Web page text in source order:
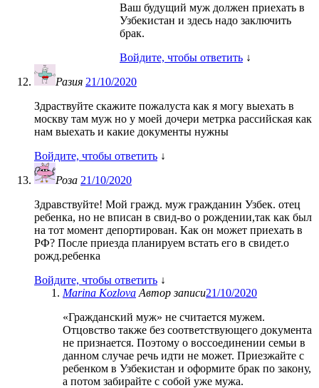
Ваш будущий муж должен приехать в
Узбекистан и здесь надо заключить
брак.
Войдите, чтобы ответить ↓
Разия 21/10/2020
Здраствуйте скажите пожалуста как я могу выехать в
москву там муж но у моей дочери метрка рассийская как
нам выехать и какие документы нужны
Войдите, чтобы ответить ↓
Роза 21/10/2020
Здравствуйте! Мой гражд. муж гражданин Узбек. отец
ребенка, но не вписан в свид-во о рождении,так как был
на тот момент депортирован. Как он может приехать в
РФ? После приезда планируем встать его в свидет.о
рожд.ребенка
Войдите, чтобы ответить ↓
Marina Kozlova Автор записи21/10/2020
«Гражданский муж» не считается мужем.
Отцовство также без соответствующего документа
не признается. Поэтому о воссоединении семьи в
данном случае речь идти не может. Приезжайте с
ребенком в Узбекистан и оформите брак по закону,
а потом забирайте с собой уже мужа.